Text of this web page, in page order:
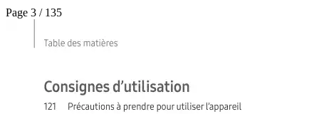
Page 3 / 135